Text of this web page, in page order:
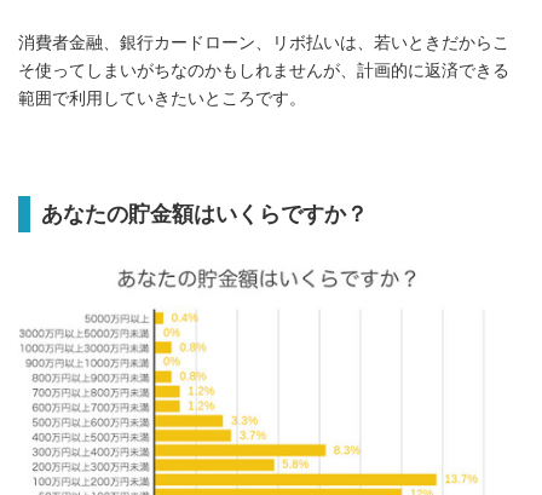
消費者金融、銀行カードローン、リボ払いは、若いときだからこ
そ使ってしまいがちなのかもしれませんが、計画的に返済できる
範囲で利用していきたいところです。
あなたの貯金額はいくらですか？